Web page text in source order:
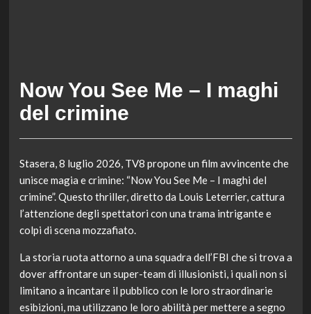
Now You See Me – I maghi
del crimine
Stasera, 8 luglio 2026, TV8 propone un film avvincente che
unisce magia e crimine: “Now You See Me – I maghi del
crimine”. Questo thriller, diretto da Louis Leterrier, cattura
l’attenzione degli spettatori con una trama intrigante e
colpi di scena mozzafiato.
La storia ruota attorno a una squadra dell’FBI che si trova a
dover affrontare un super-team di illusionisti, i quali non si
limitano a incantare il pubblico con le loro straordinarie
esibizioni, ma utilizzano le loro abilità per mettere a segno